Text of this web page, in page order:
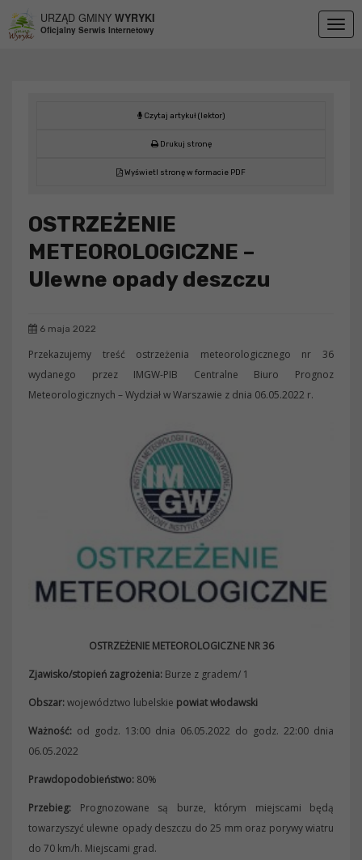
URZĄD GMINY WYRYKI
Oficjalny Serwis Internetowy
Czytaj artykuł (lektor)
Drukuj stronę
Wyświetl stronę w formacie PDF
OSTRZEŻENIE
METEOROLOGICZNE –
Ulewne opady deszczu
6 maja 2022
Przekazujemy treść ostrzeżenia meteorologicznego nr 36
wydanego przez IMGW-PIB Centralne Biuro Prognoz
Meteorologicznych – Wydział w Warszawie z dnia 06.05.2022 r.
OSTRZEŻENIE METEOROLOGICZNE NR 36
Zjawisko/stopień zagrożenia: Burze z gradem/ 1
Obszar:województwo lubelskie powiat włodawski
Ważność: od godz. 13:00 dnia 06.05.2022 do godz. 22:00 dnia
06.05.2022
Prawdopodobieństwo: 80%
Przebieg: Prognozowane są burze, którym miejscami będą
towarzyszyć ulewne opady deszczu do 25 mm oraz porywy wiatru
do 70 km/h. Miejscami grad.